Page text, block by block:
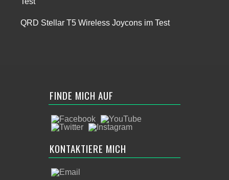
QRD Stellar T5 Wireless Joycons im Test
FINDE MICH AUF
KONTAKTIERE MICH